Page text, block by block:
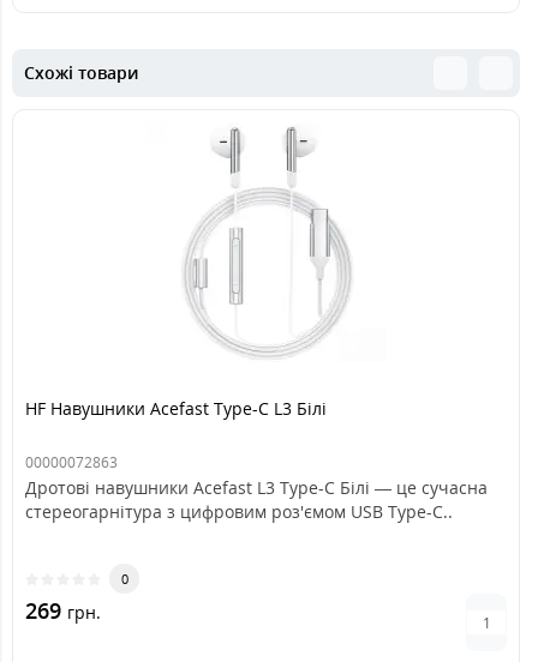
Схожі товари
HF Навушники Acefast Type-C L3 Білі
00000072863
Дротові навушники Acefast L3 Type-C Білі — це сучасна
стереогарнітура з цифровим роз'ємом USB Type-C..
0
269 грн.